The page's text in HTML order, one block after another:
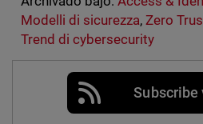
Modelli di sicurezza, Zero
Trend di cybersecurity
Subscribe